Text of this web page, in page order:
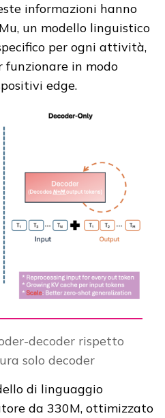
informazioni hanno
un modello linguistico
per ogni attività,
in modo
edge.
decoder rispetto
solo decoder
di linguaggio
da 330M, ottimizzato